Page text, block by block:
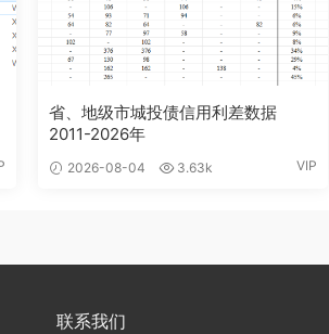
省、地级市城投债信用利差数据
2011-2026年
2026-08-04 3.63k VIP
联系我们